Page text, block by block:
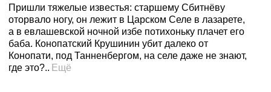
Пришли тяжелые известья: старшему Сбитнёву
оторвало ногу, он лежит в Царском Селе в лазарете,
а в евлашевской ночной избе потихоньку плачет его
баба. Конопатский Крушинин убит далеко от
Конопати, под Танненбергом, на селе даже не знают,
где это?.. Ещё